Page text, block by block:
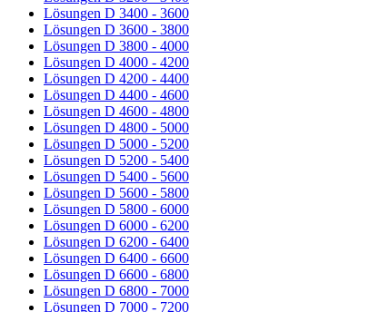
Lösungen D 3400 - 3600
Lösungen D 3600 - 3800
Lösungen D 3800 - 4000
Lösungen D 4000 - 4200
Lösungen D 4200 - 4400
Lösungen D 4400 - 4600
Lösungen D 4600 - 4800
Lösungen D 4800 - 5000
Lösungen D 5000 - 5200
Lösungen D 5200 - 5400
Lösungen D 5400 - 5600
Lösungen D 5600 - 5800
Lösungen D 5800 - 6000
Lösungen D 6000 - 6200
Lösungen D 6200 - 6400
Lösungen D 6400 - 6600
Lösungen D 6600 - 6800
Lösungen D 6800 - 7000
Lösungen D 7000 - 7200